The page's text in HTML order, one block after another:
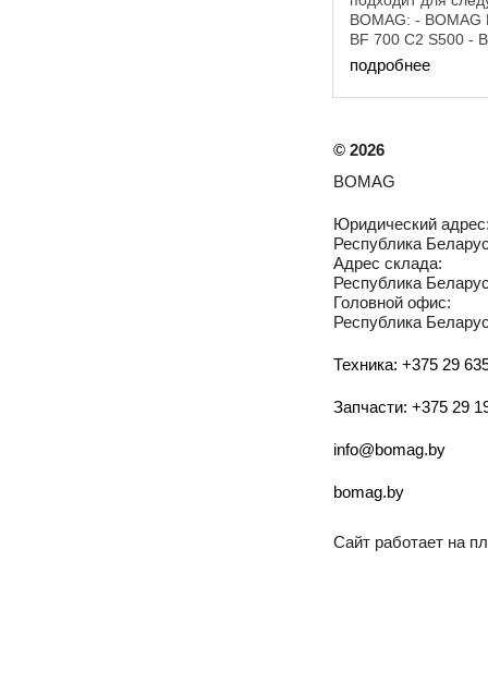
BOMAG: -
BF 700 C2 S500 -
BOMAG BC 573
BOMAG BM 1000/
подробнее
© 2026
BOMAG
Юридический
Республика
Адрес склада:
Республика
Головной офис:
Республика
Техника: +375 29
Запчасти: +375 29
info@bomag.by
bomag.by
Сайт работает на